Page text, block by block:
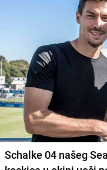
Schalke 04 našeg